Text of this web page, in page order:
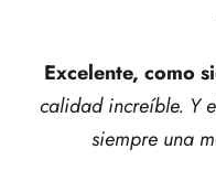
Excelente, como
calidad increíble. Y
siempre una